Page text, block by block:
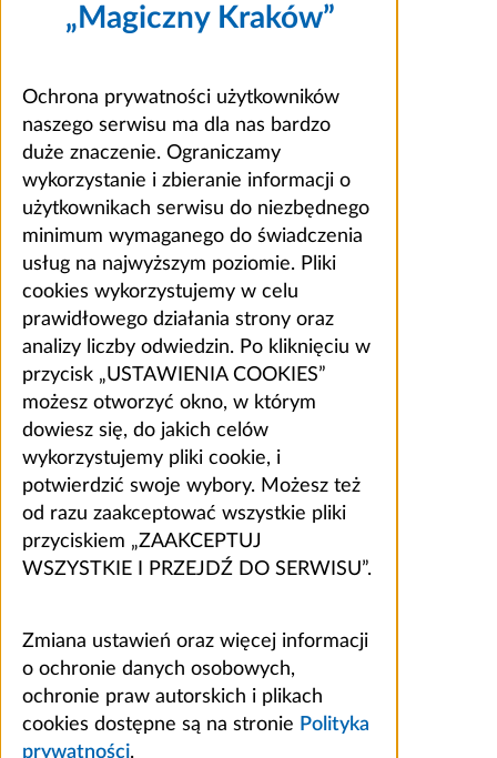
„Magiczny Kraków”
Ochrona prywatności użytkowników
naszego serwisu ma dla nas bardzo
duże znaczenie. Ograniczamy
wykorzystanie i zbieranie informacji o
użytkownikach serwisu do niezbędnego
minimum wymaganego do świadczenia
usług na najwyższym poziomie. Pliki
cookies wykorzystujemy w celu
prawidłowego działania strony oraz
analizy liczby odwiedzin. Po kliknięciu w
przycisk „USTAWIENIA COOKIES”
możesz otworzyć okno, w którym
dowiesz się, do jakich celów
wykorzystujemy pliki cookie, i
potwierdzić swoje wybory. Możesz też
od razu zaakceptować wszystkie pliki
przyciskiem „ZAAKCEPTUJ
WSZYSTKIE I PRZEJDŹ DO SERWISU”.
Zmiana ustawień oraz więcej informacji
o ochronie danych osobowych,
ochronie praw autorskich i plikach
cookies dostępne są na stronie Polityka
prywatności.